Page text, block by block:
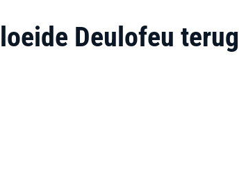
Deulofeu terug